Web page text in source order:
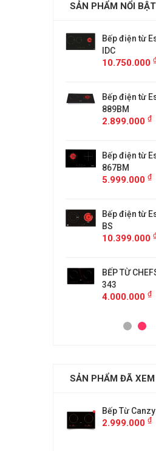
SẢN PHẨM NỔI BẬT
Bếp điện từ
IDC
10.750.000
Bếp điện từ
889BM
2.899.000 ₫
Bếp điện từ
867BM
5.999.000 ₫
Bếp điện từ
BS
10.399.000
BẾP TỪ
343
4.000.000 ₫
SẢN PHẨM ĐÃ XEM
Bếp Từ
2.999.000 ₫